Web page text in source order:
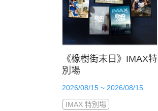
《橡樹街末日》IMAX特
別場
2026/08/15 ~ 2026/08/15
IMAX 特別場